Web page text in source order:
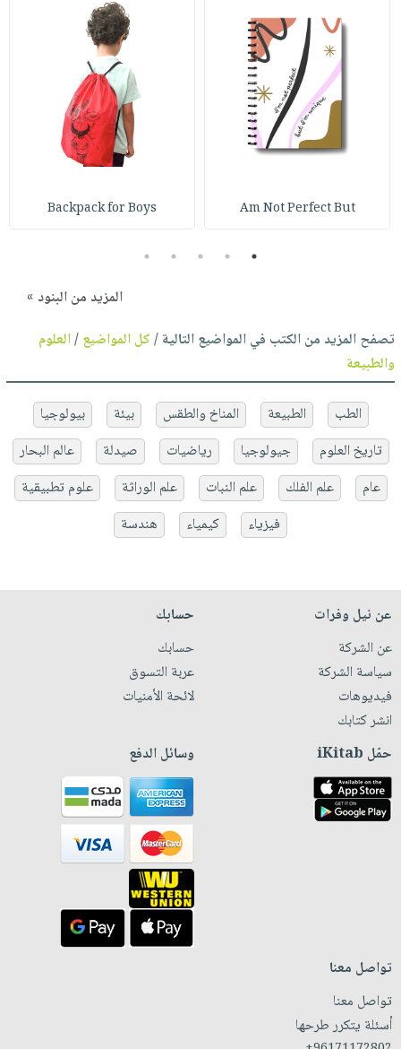
Am Not Perfect But
Backpack for Boys
1
2
3
4
5
المزيد من البنود »
تصفح المزيد من الكتب في المواضيع التالية /كل المواضيع/العلوم
والطبيعة
الطب الطبيعة المناخ والطقس بيئة
بيولوجيا
تاريخ العلوم
جيولوجيا رياضيات صيدلة
عالم البحار
عام
علم الفلك علم النبات علم الوراثة
علوم تطبيقية
فيزياء
كيمياء هندسة
عن نيل وفرات
عن الشركة
سياسة الشركة
فيديوهات
انشر كتابك
حسابك
حسابك
عربة التسوق
لائحة الأمنيات
حمّل iKitab وسائل الدفع
تواصل معنا
تواصل معنا
أسئلة يتكرر طرحها